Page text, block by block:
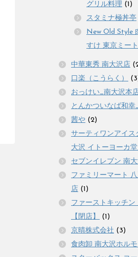
グリル料理 (1)
スタミナ極丼亭
New Old Style
すけ 東京ミー
中華東秀 南大沢店
口楽（こうらく）
おっけい_南大沢本
とんかついなば和幸
茜や (2)
サーティワンアイス
大沢 イトーヨーカ
セブンイレブン 南
ファミリーマート
店 (1)
ファーストキッチン
【閉店】
(1)
京晴株式会社 (3)
食肉卸 南大沢ホル